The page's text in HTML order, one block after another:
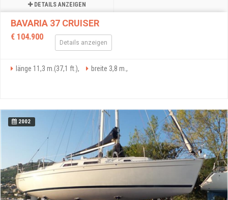
DETAILS ANZEIGEN
BAVARIA 37 CRUISER
€ 104.900
Details anzeigen
länge 11,3 m.(37,1 ft.), breite 3,8 m.,
2002